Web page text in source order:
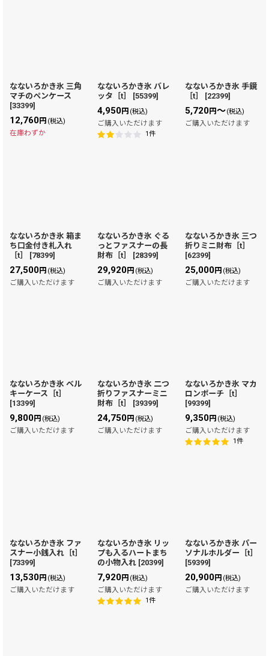
なないろかき氷 三角
マチのペンケース
[33399]
12,760円 (税込)
在庫わずか
なないろかき氷 バレ
ッタ［t］
[55399]
4,950円 (税込)
ご購入いただけます
1件
なないろかき氷 手鏡
［t］
[22399]
5,720円～(税込)
ご購入いただけます
なないろかき氷 箱ま
ち口金付き札入れ
［t］
[78399]
27,500円 (税込)
ご購入いただけます
なないろかき氷 ぐる
っとファスナーの長
財布［t］
[28399]
29,920円 (税込)
ご購入いただけます
なないろかき氷 三つ
折りミニ財布［t］
[62399]
25,000円 (税込)
ご購入いただけます
なないろかき氷 ベル
キーケース［t］
[13399]
9,800円 (税込)
ご購入いただけます
なないろかき氷 二つ
折りファスナーミニ
財布［t］
[39399]
24,750円 (税込)
ご購入いただけます
なないろかき氷 マカ
ロンポーチ［t］
[99399]
9,350円 (税込)
ご購入いただけます
1件
なないろかき氷 ファ
スナー小銭入れ［t］
[73399]
13,530円 (税込)
ご購入いただけます
なないろかき氷 リッ
プも入るハートまち
の小物入れ [20399]
7,920円 (税込)
ご購入いただけます
1件
なないろかき氷 パー
ソナルホルダー［t］
[59399]
20,900円 (税込)
ご購入いただけます